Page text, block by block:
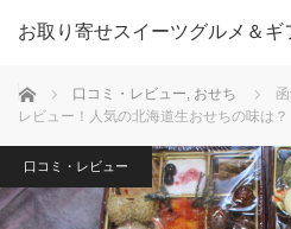
お取り寄せスイーツグルメ＆ギ
ホーム 口コミ・レビュー, おせち
レビュー！人気の北海道生おせちの味は？
口コミ・レビュー